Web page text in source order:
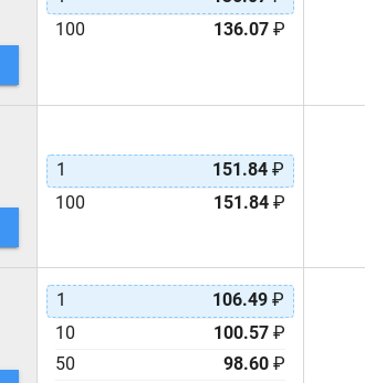
100
136.07 ₽
1 151.84 ₽
100
151.84 ₽
1 106.49 ₽
10
100.57 ₽
50
98.60 ₽